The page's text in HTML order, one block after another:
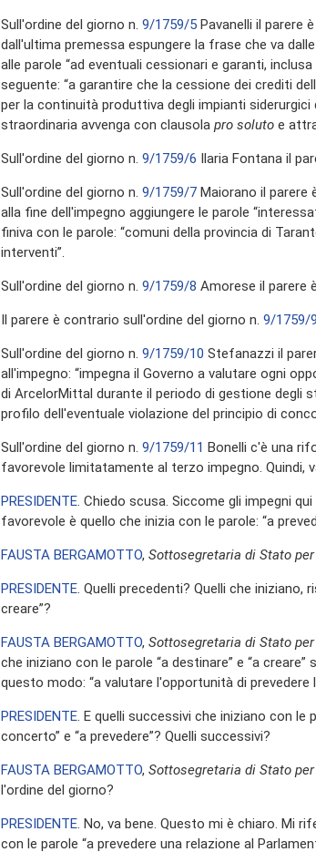
Sull'ordine del giorno n. 9/1759/5 Pavanelli il parere
dall'ultima premessa espungere la frase che va
alle parole “ad eventuali cessionari e garanti,
seguente: “a garantire che la cessione dei crediti
per la continuità produttiva degli impianti
straordinaria avvenga con clausola pro soluto e
Sull'ordine del giorno n. 9/1759/6 Ilaria Fontana il
Sull'ordine del giorno n. 9/1759/7 Maiorano il parere
alla fine dell'impegno aggiungere le parole
finiva con le parole: “comuni della provincia di
interventi”.
Sull'ordine del giorno n. 9/1759/8 Amorese il parere
Il parere è contrario sull'ordine del giorno n. 9/1759/9
Sull'ordine del giorno n. 9/1759/10 Stefanazzi il
all'impegno: “impegna il Governo a valutare ogni
di ArcelorMittal durante il periodo di gestione degli
profilo dell'eventuale violazione del principio di
Sull'ordine del giorno n. 9/1759/11 Bonelli c'è una
favorevole limitatamente al terzo impegno. Quindi,
PRESIDENTE. Chiedo scusa. Siccome gli impegni
favorevole è quello che inizia con le parole: “a
FAUSTA BERGAMOTTO, Sottosegretaria di Stato
PRESIDENTE. Quelli precedenti? Quelli che iniziano,
creare”?
FAUSTA BERGAMOTTO, Sottosegretaria di Stato
che iniziano con le parole “a destinare” e “a
questo modo: “a valutare l'opportunità di prevedere
PRESIDENTE. E quelli successivi che iniziano con le
concerto” e “a prevedere”? Quelli successivi?
FAUSTA BERGAMOTTO, Sottosegretaria di Stato
l'ordine del giorno?
PRESIDENTE. No, va bene. Questo mi è chiaro. Mi
con le parole “a prevedere una relazione al